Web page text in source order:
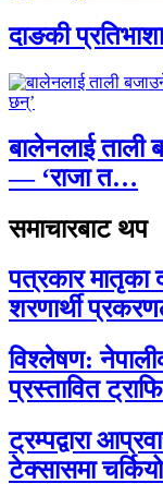
दाङकी
बालेनलाई
— ‘राजा त…
समाचारबाट थप
पत्रकार
शरणार्थी
विश्लेषण:
प्रस्तावित
ट्रम्पद्वारा
टेक्सासमा